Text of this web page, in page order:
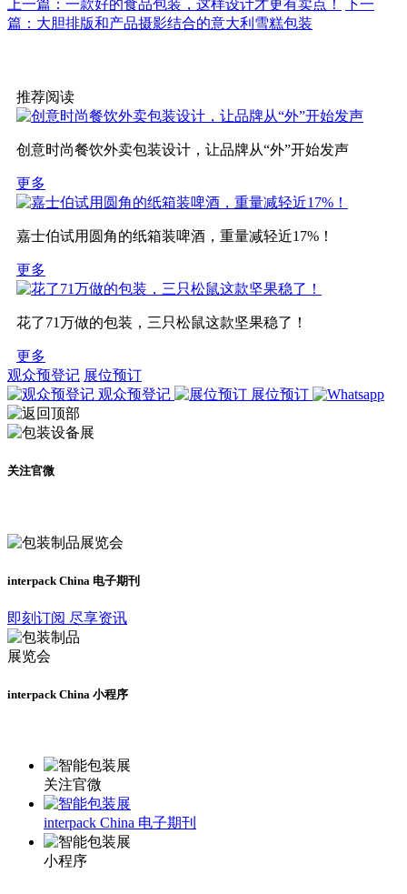
上一篇：一款好的食品包装，这样设计才更有卖点！
下一
篇：大胆排版和产品摄影结合的意大利雪糕包装
推荐阅读
创意时尚餐饮外卖包装设计，让品牌从“外”开始发声
更多
嘉士伯试用圆角的纸箱装啤酒，重量减轻近17%！
更多
花了71万做的包装，三只松鼠这款坚果稳了！
更多
观众预登记 展位预订
观众预登记
展位预订
关注官微
interpack China 电子期刊
即刻订阅 尽享资讯
interpack China 小程序
关注官微
interpack China 电子期刊
小程序